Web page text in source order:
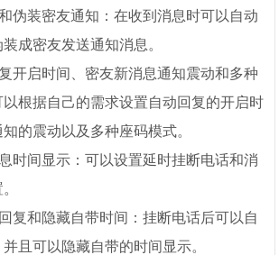
伪装密友通知：在收到消息时可以自动
成密友发送通知消息。
开启时间、密友新消息通知震动和多种
根据自己的需求设置自动回复的开启时
的震动以及多种座码模式。
时间显示：可以设置延时挂断电话和消
复和隐藏自带时间：挂断电话后可以自
且可以隐藏自带的时间显示。